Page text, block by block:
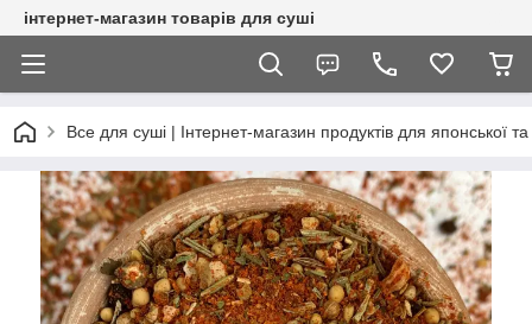
інтернет-магазин товарів для суші
Все для суші | Інтернет-магазин продуктів для японської та